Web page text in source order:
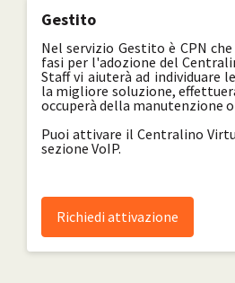
Gestito
Nel servizio Gestito è CPN
fasi per l'adozione del
Staff vi aiuterà ad individuare
la migliore soluzione,
occuperà della manutenzione
Puoi attivare il Centralino
sezione VoIP.
Richiedi attivazione